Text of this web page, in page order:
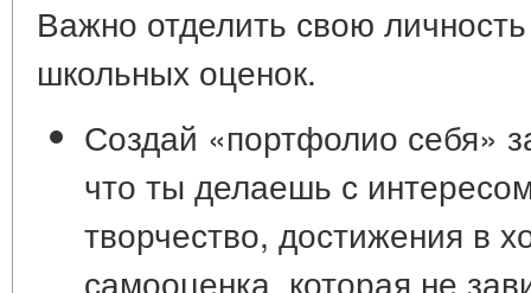
Важно отделить свою
школьных оценок.
Создай «портфолио себя»
что ты делаешь с
творчество, достижения в
самооценка , которая не